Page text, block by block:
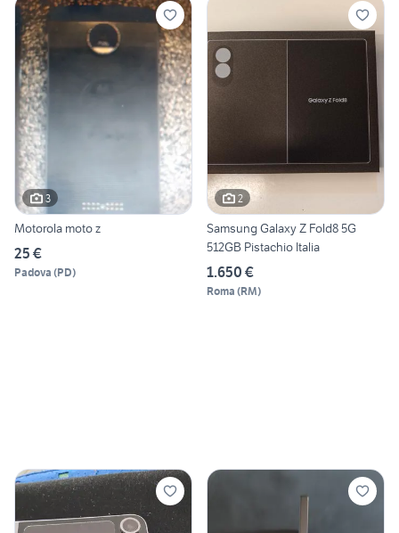
3
Motorola moto z
25 €
Padova (PD)
2
Samsung Galaxy Z Fold8 5G
512GB Pistachio Italia
1.650 €
Roma (RM)